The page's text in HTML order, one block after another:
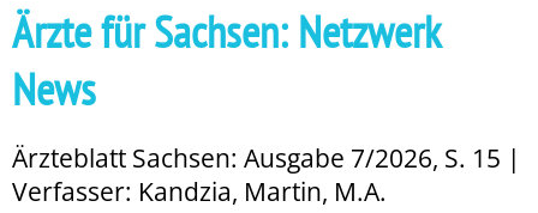
Ärzte für Sachsen: Netzwerk
News
Ärzteblatt Sachsen: Ausgabe 7/2026, S. 15 |
Verfasser: Kandzia, Martin, M.A.